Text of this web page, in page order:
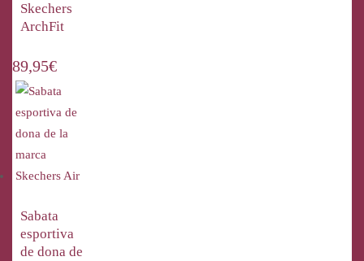
Skechers
ArchFit
89,95€
Sabata
esportiva
de dona de